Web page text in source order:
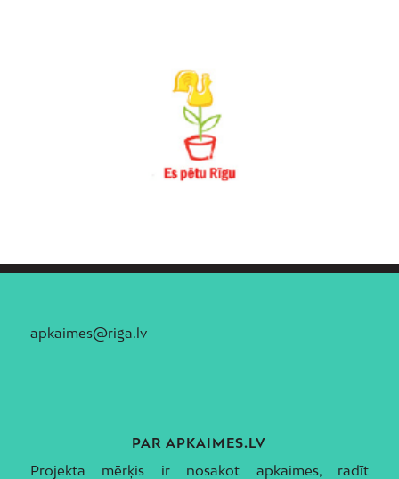
apkaimes@riga.lv
PAR APKAIMES.LV
Projekta mērķis ir nosakot apkaimes, radīt